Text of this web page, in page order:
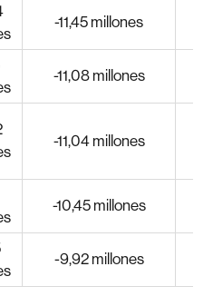
-11,45 millones
-11,08 millones
-11,04 millones
-10,45 millones
-9,92 millones